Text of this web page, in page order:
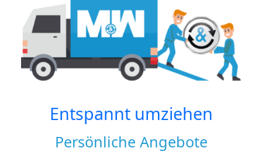
Entspannt umziehen
Persönliche Angebote